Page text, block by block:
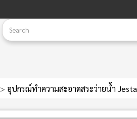
> อุปกรณ์ทำความสะอาดสระว่ายน้ำ Jesta